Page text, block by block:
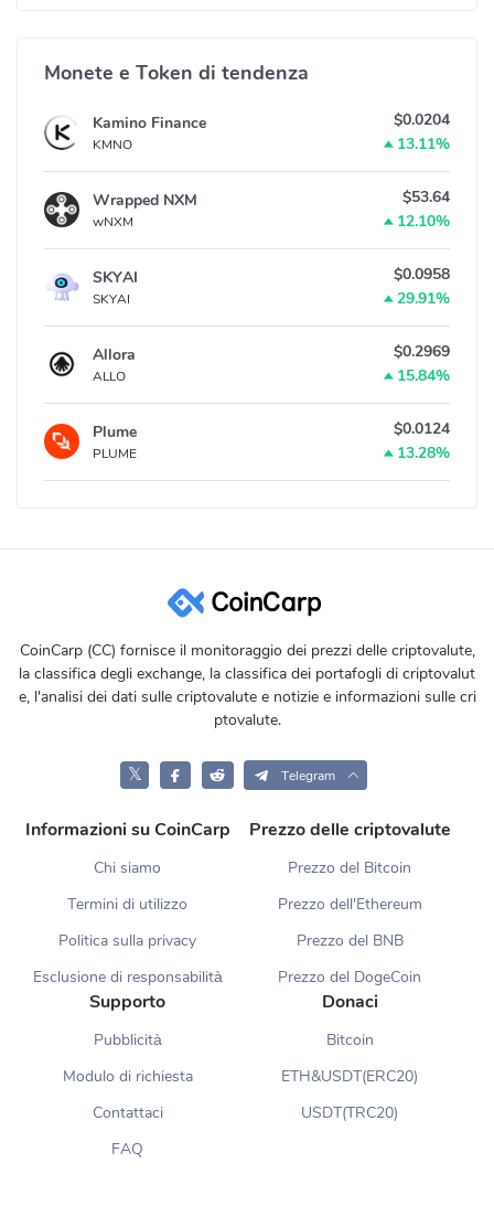
Monete e Token di tendenza
Kamino Finance
KMNO
$0.0204
13.11%
Wrapped NXM
wNXM
$53.64
12.10%
SKYAI
SKYAI
$0.0958
29.91%
Allora
ALLO
$0.2969
15.84%
Plume
PLUME
$0.0124
13.28%
CoinCarp (CC) fornisce il monitoraggio dei prezzi delle criptovalute,
la classifica degli exchange, la classifica dei portafogli di criptovalut
e, l'analisi dei dati sulle criptovalute e notizie e informazioni sulle cri
ptovalute.
𝕏 Telegram
Informazioni su CoinCarp
Chi siamo
Termini di utilizzo
Politica sulla privacy
Esclusione di responsabilità
Prezzo delle criptovalute
Prezzo del Bitcoin
Prezzo dell'Ethereum
Prezzo del BNB
Prezzo del DogeCoin
Supporto
Pubblicità
Modulo di richiesta
Contattaci
FAQ
Donaci
Bitcoin
ETH&USDT(ERC20)
USDT(TRC20)